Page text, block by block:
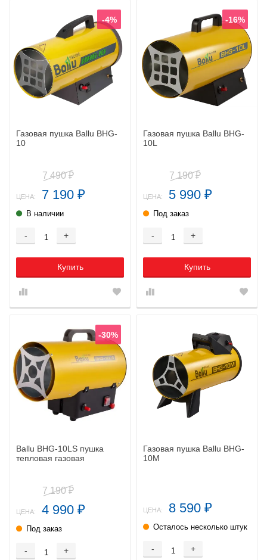
-4%
Газовая пушка Ballu BHG-
10
7 490₽
ЦЕНА: 7 190 ₽
В наличии
- +
Купить
-16%
Газовая пушка Ballu BHG-
10L
7 190₽
ЦЕНА: 5 990 ₽
Под заказ
- +
Купить
-30%
Ballu BHG-10LS пушка
тепловая газовая
7 190₽
ЦЕНА: 4 990 ₽
Под заказ
- +
Газовая пушка Ballu BHG-
10M
ЦЕНА: 8 590 ₽
Осталось несколько штук
- +